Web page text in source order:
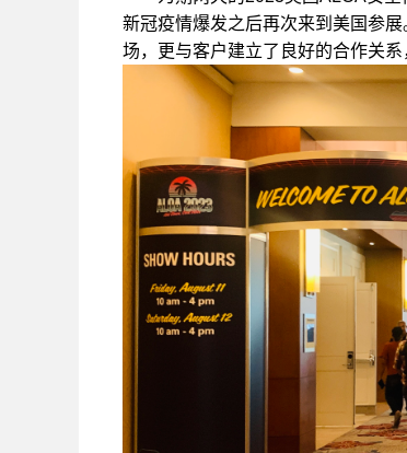
新冠疫情爆发之后再次来到美国参
场，更与客户建立了良好的合作关系